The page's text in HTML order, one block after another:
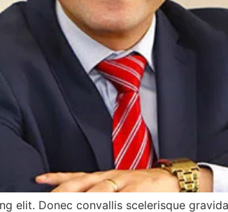
elit. Donec convallis scelerisque